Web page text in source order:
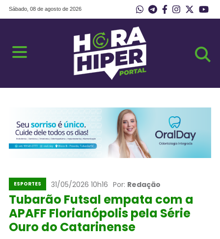
Sábado, 08 de agosto de 2026
ESPORTES 31/05/2026 10h16 Por: Redação
Tubarão Futsal empata com a
APAFF Florianópolis pela Série
Ouro do Catarinense